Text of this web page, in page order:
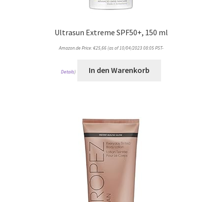
Ultrasun Extreme SPF50+, 150 ml
Amazon.de Price:€25,66(as of 10/04/2023 08:05 PST-
Details) In den Warenkorb